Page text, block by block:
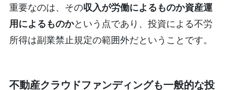
重要なのは、その収入が労働によるものか資産運
用によるものかという点であり、投資による不労
所得は副業禁止規定の範囲外だということです。
不動産クラウドファンディングも一般的な投